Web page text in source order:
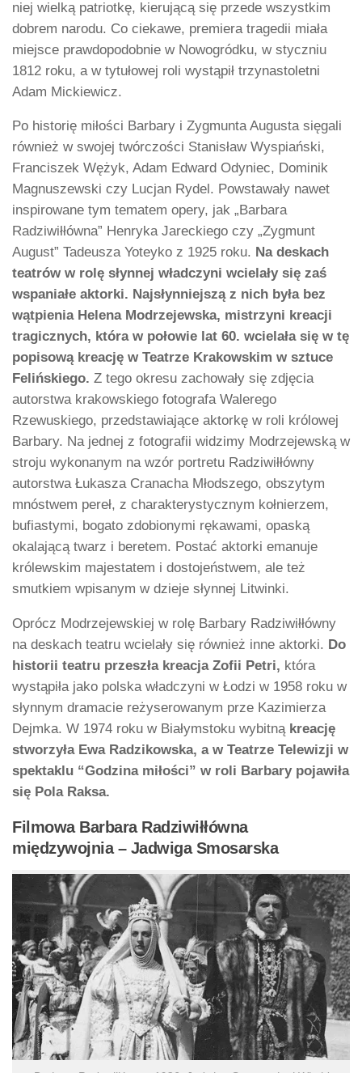
niej wielką patriotkę, kierującą się przede wszystkim
dobrem narodu. Co ciekawe, premiera tragedii miała
miejsce prawdopodobnie w Nowogródku, w styczniu
1812 roku, a w tytułowej roli wystąpił trzynastoletni
Adam Mickiewicz.
Po historię miłości Barbary i Zygmunta Augusta sięgali
również w swojej twórczości Stanisław Wyspiański,
Franciszek Wężyk, Adam Edward Odyniec, Dominik
Magnuszewski czy Lucjan Rydel. Powstawały nawet
inspirowane tym tematem opery, jak „Barbara
Radziwiłłówna” Henryka Jareckiego czy „Zygmunt
August” Tadeusza Yoteyko z 1925 roku. Na deskach
teatrów w rolę słynnej władczyni wcielały się zaś
wspaniałe aktorki. Najsłynniejszą z nich była bez
wątpienia Helena Modrzejewska, mistrzyni kreacji
tragicznych, która w połowie lat 60. wcielała się w tę
popisową kreację w Teatrze Krakowskim w sztuce
Felińskiego. Z tego okresu zachowały się zdjęcia
autorstwa krakowskiego fotografa Walerego
Rzewuskiego, przedstawiające aktorkę w roli królowej
Barbary. Na jednej z fotografii widzimy Modrzejewską w
stroju wykonanym na wzór portretu Radziwiłłówny
autorstwa Łukasza Cranacha Młodszego, obszytym
mnóstwem pereł, z charakterystycznym kołnierzem,
bufiastymi, bogato zdobionymi rękawami, opaską
okalającą twarz i beretem. Postać aktorki emanuje
królewskim majestatem i dostojeństwem, ale też
smutkiem wpisanym w dzieje słynnej Litwinki.
Oprócz Modrzejewskiej w rolę Barbary Radziwiłłówny
na deskach teatru wcielały się również inne aktorki. Do
historii teatru przeszła kreacja Zofii Petri, która
wystąpiła jako polska władczyni w Łodzi w 1958 roku w
słynnym dramacie reżyserowanym prze Kazimierza
Dejmka. W 1974 roku w Białymstoku wybitną kreację
stworzyła Ewa Radzikowska, a w Teatrze Telewizji w
spektaklu “Godzina miłości” w roli Barbary pojawiła
się Pola Raksa.
Filmowa Barbara Radziwiłłówna
międzywojnia – Jadwiga Smosarska